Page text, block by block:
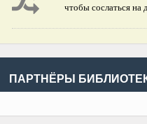
чтобы сослаться
ПАРТНЁРЫ